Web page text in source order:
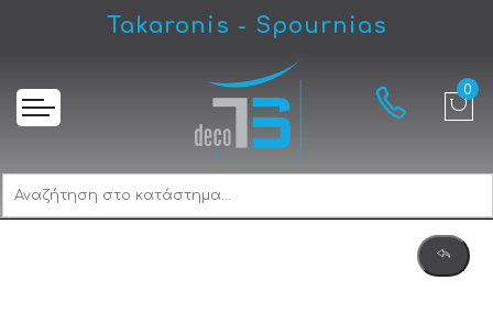
Takaronis - Spournias
Ramino Set Classic Κουρτινόξυλο Ξύλινο Ø35 Φυσικό